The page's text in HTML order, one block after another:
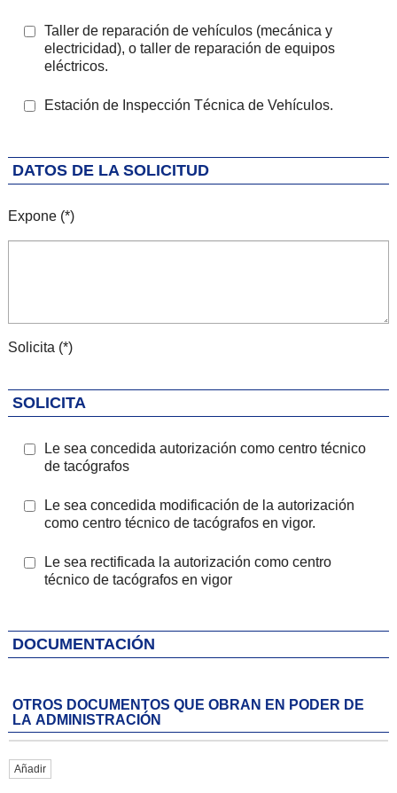
Taller de reparación de vehículos (mecánica y
electricidad), o taller de reparación de equipos
eléctricos.
Estación de Inspección Técnica de Vehículos.
DATOS DE LA SOLICITUD
Expone (*)
Solicita (*)
SOLICITA
Sección tipo solicitud
Le sea concedida autorización como centro técnico
de tacógrafos
Le sea concedida modificación de la autorización
como centro técnico de tacógrafos en vigor.
Le sea rectificada la autorización como centro
técnico de tacógrafos en vigor
DOCUMENTACIÓN
OTROS DOCUMENTOS QUE OBRAN EN PODER DE
LA ADMINISTRACIÓN
Añadir